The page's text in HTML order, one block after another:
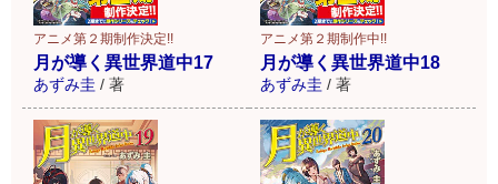
アニメ第２期制作決定!!
月が導く異世界道中17
あずみ圭 / 著
アニメ第２期制作中!!
月が導く異世界道中18
あずみ圭 / 著